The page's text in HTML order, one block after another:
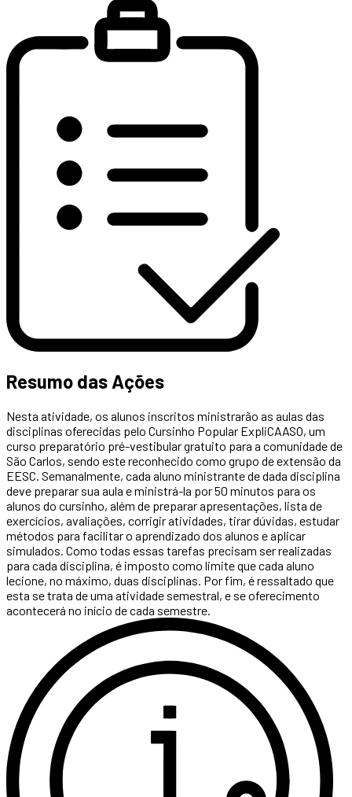
Resumo das Ações
Nesta atividade, os alunos inscritos ministrarão as aulas das
disciplinas oferecidas pelo Cursinho Popular ExpliCAASO, um
curso preparatório pré-vestibular gratuito para a comunidade de
São Carlos, sendo este reconhecido como grupo de extensão da
EESC. Semanalmente, cada aluno ministrante de dada disciplina
deve preparar sua aula e ministrá-la por 50 minutos para os
alunos do cursinho, além de preparar apresentações, lista de
exercícios, avaliações, corrigir atividades, tirar dúvidas, estudar
métodos para facilitar o aprendizado dos alunos e aplicar
simulados. Como todas essas tarefas precisam ser realizadas
para cada disciplina, é imposto como limite que cada aluno
lecione, no máximo, duas disciplinas. Por fim, é ressaltado que
esta se trata de uma atividade semestral, e se oferecimento
acontecerá no início de cada semestre.